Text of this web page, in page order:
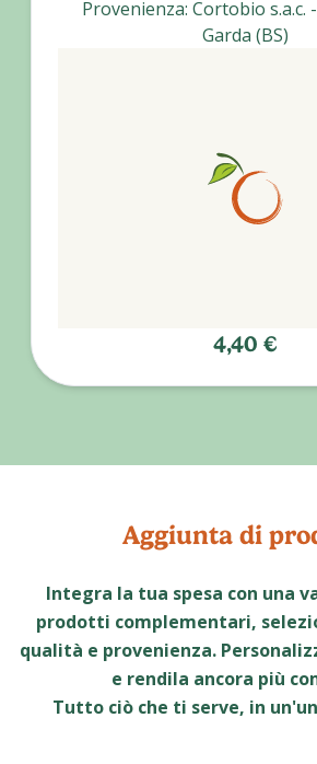
Provenienza: Cortobio s.a.c.
Garda (BS)
4,40 €
Aggiunta di
Integra la tua spesa con una
prodotti complementari,
qualità e provenienza.
e rendila ancora più
Tutto ciò che ti serve, in